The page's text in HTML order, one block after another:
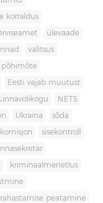
korraldus
ülevaade
valitsus
põhimõte
Eesti vajab muutust
NETS
Ukraina sõda
sisekontroll
kriminaalmenetlus
rahastamise peatamine